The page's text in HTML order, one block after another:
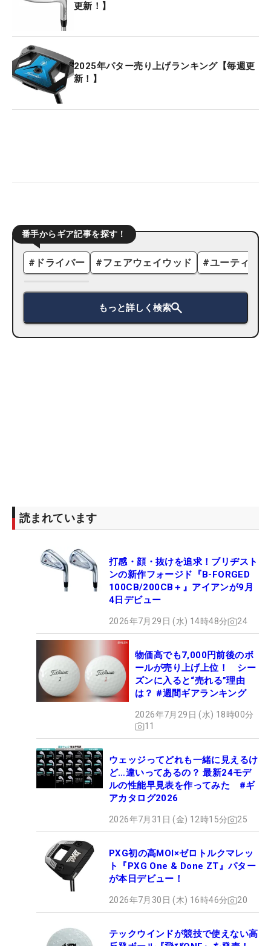
更新！】
2025年パター売り上げランキング【毎週更
新！】
番手からギア記事を探す！
# ドライバー #フェアウェイウッド #ユーティリ
もっと詳しく検索
読まれています
打感・顔・抜けを追求！ブリヂスト
ンの新作フォージド『B-FORGED
100CB/200CB＋』アイアンが9月
4日デビュー
2026年7月29日 (水) 14時48分 24
物価高でも7,000円前後のボ
ールが売り上げ上位！ シー
ズンに入ると“売れる”理由
は？ #週間ギアランキング
2026年7月29日 (水) 18時00分
11
ウェッジってどれも一緒に見えるけ
ど…違いってあるの？ 最新24モデ
ルの性能早見表を作ってみた #ギ
アカタログ2026
2026年7月31日 (金) 12時15分 25
PXG初の高MOI×ゼロトルクマレッ
ト『PXG One & Done ZT』パター
が本日デビュー！
2026年7月30日 (木) 16時46分 20
テックウインドが競技で使えない高